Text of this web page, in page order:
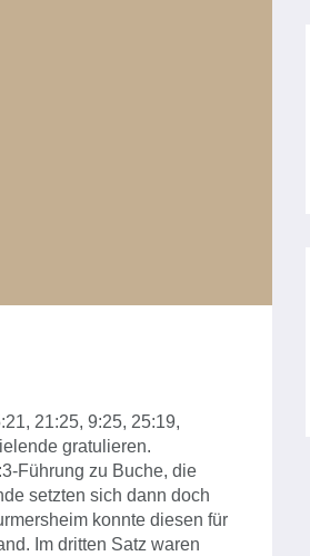
21:25, 9:25, 25:19,
gratulieren.
Führung zu Buche, die
setzten sich dann doch
konnte diesen für
Im dritten Satz waren